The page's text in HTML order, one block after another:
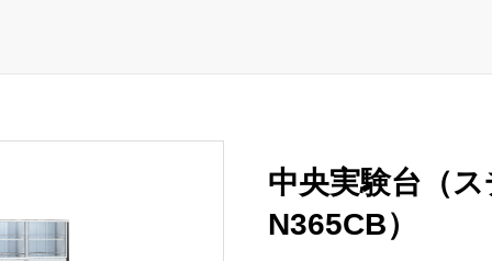
中央実験台（
N365CB）